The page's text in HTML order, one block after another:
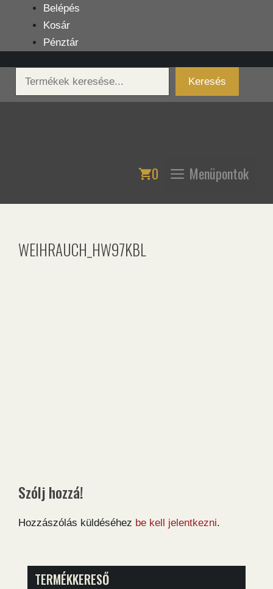
tartalomba
Belépés
Kosár
Pénztár
Keresés
Keresés
0 Menüpontok
WEIHRAUCH_HW97KBL
Szólj hozzá!
Hozzászólás küldéséhez be kell jelentkezni.
TERMÉKKERESŐ